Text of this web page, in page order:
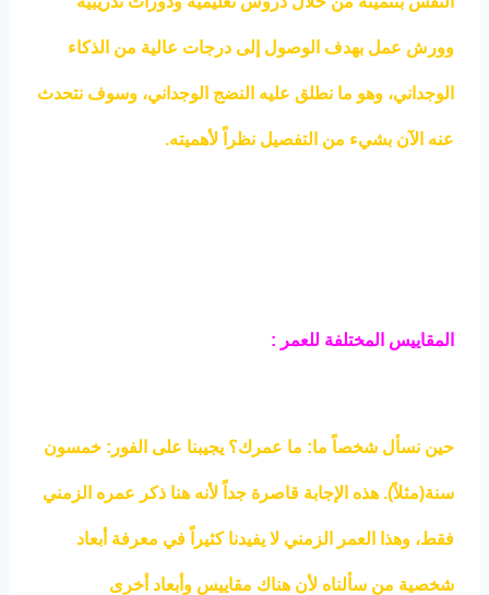
وورش عمل بهدف الوصول إلى درجات عالية من الذكاء
الوجداني، وهو ما نطلق عليه النضج الوجداني، وسوف نتحدث
عنه الآن بشيء من التفصيل نظراً لأهميته.
المقاييس المختلفة للعمر :
حين نسأل شخصاً ما: ما عمرك؟ يجيبنا على الفور: خمسون
سنة(مثلاً). هذه الإجابة قاصرة جداً لأنه هنا ذكر عمره الزمني
فقط، وهذا العمر الزمني لا يفيدنا كثيراً في معرفة أبعاد
شخصية من سألناه لأن هناك مقاييس وأبعاد أخرى